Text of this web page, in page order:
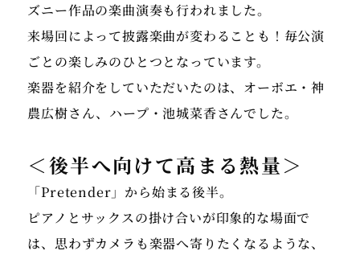
ズニー作品の楽曲演奏も行われました。
来場回によって披露楽曲が変わることも！毎公演
ごとの楽しみのひとつとなっています。
楽器を紹介をしていただいたのは、オーボエ・神
＜後半へ向けて高まる熱量＞
「Pretender」から始まる後半。
ピアノとサックスの掛け合いが印象的な場面で
は、思わずカメラも楽器へ寄りたくなるような、